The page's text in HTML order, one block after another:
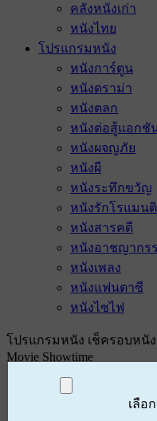
คลังหนังเก่า
หนังไทย
โปรแกรมหนัง
หนังการ์ตูน
หนังดราม่า
หนังตลก
หนังต่อสู้แอกชั
หนังผจญภัย
หนังผี
หนังระทึกขวัญ
หนังรักโรแมน
หนังสารคดี
หนังอาชญากร
หนังเพลง
หนังแฟนตาซี
หนังไซไฟ
โปรแกรมหนัง เช็ครอบหนัง
Movie Showtime
เลือ